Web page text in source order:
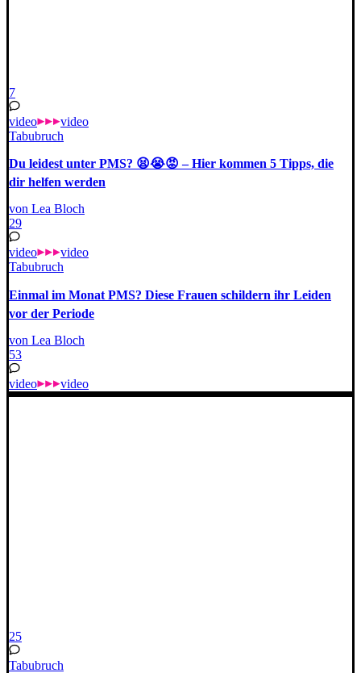
7
video
video
Tabubruch
Du leidest unter PMS? 😫😭😡 – Hier kommen 5 Tipps, die
dir helfen werden
von Lea Bloch
29
video
video
Tabubruch
Einmal im Monat PMS? Diese Frauen schildern ihr Leiden
vor der Periode
von Lea Bloch
53
video video
25
Tabubruch